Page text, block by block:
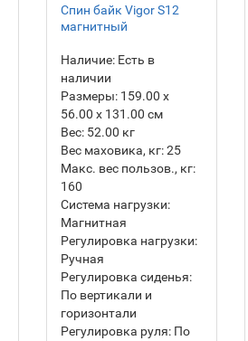
Спин байк Vigor S12
магнитный
Наличие:Есть в
наличии
Размеры:159.00 х
56.00 х 131.00 см
Вес: 52.00 кг
Вес маховика, кг:25
Макс. вес пользов., кг:
160
Система нагрузки:
Магнитная
Регулировка нагрузки:
Ручная
Регулировка сиденья:
По вертикали и
горизонтали
Регулировка руля:По